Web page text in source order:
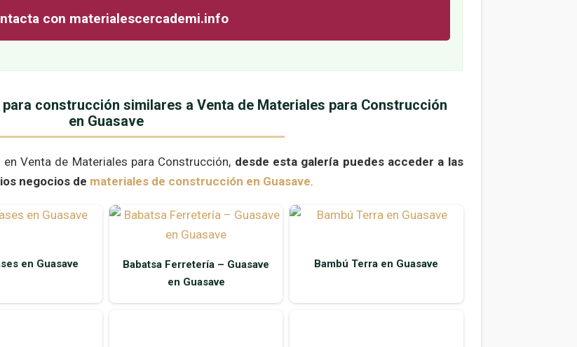
con materialescercademi.info
construcción similares a Venta de Materiales para Construcción
en Guasave
en Venta de Materiales para Construcción, desde esta galería puedes acceder a las
negocios de materiales de construcción en Guasave.
en Guasave
Babatsa Ferretería – Guasave
en Guasave
Bambú Terra en Guasave